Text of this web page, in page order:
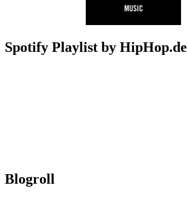
Spotify Playlist by HipHop.de
Blogroll